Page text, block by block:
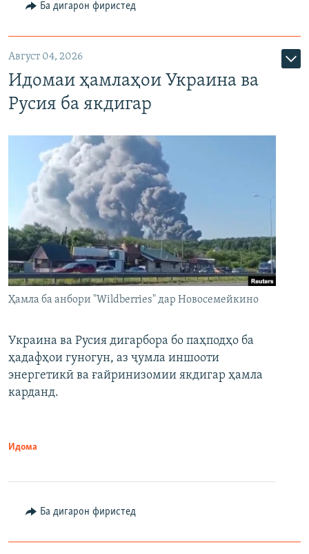
Ба дигарон фиристед
Август 04, 2026
Идомаи ҳамлаҳои Украина ва
Русия ба якдигар
Ҳамла ба анбори "Wildberries" дар Новосемейкино
Украина ва Русия дигарбора бо паҳподҳо ба
ҳадафҳои гуногун, аз ҷумла иншооти
энергетикӣ ва ғайринизомии якдигар ҳамла
карданд.
Идома
Ба дигарон фиристед